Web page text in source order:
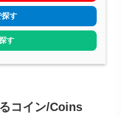
す
す
コイン/Coins